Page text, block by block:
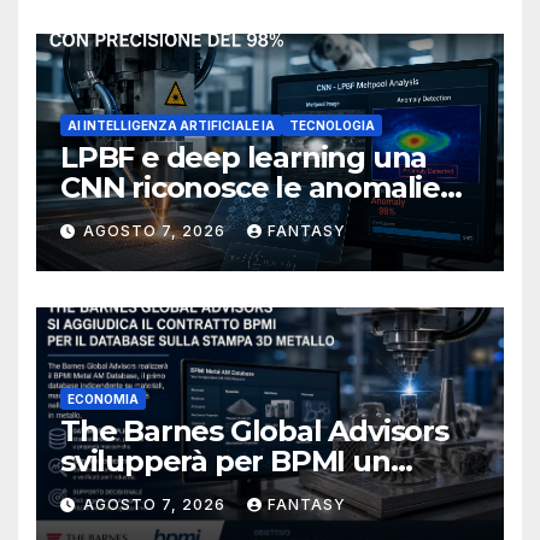
AI INTELLIGENZA ARTIFICIALE IA TECNOLOGIA
LPBF e deep learning una
CNN riconosce le anomalie
del bagno di fusione
AGOSTO 7, 2026 FANTASY
ECONOMIA
The Barnes Global Advisors
svilupperà per BPMI un
database per la stampa 3D
metallica destinata alla filiera
AGOSTO 7, 2026 FANTASY